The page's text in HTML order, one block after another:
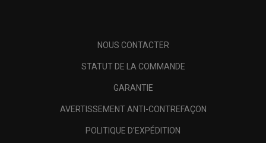
NOUS CONTACTER
STATUT DE LA COMMANDE
GARANTIE
AVERTISSEMENT ANTI-CONTREFAÇON
POLITIQUE D'EXPÉDITION